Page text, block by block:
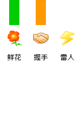
鲜花 握手 雷人